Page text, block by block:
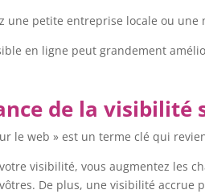
une petite entreprise locale ou
en ligne peut grandement
de la visibilité
le web » est un terme clé qui
visibilité, vous augmentez les
De plus, une visibilité accrue